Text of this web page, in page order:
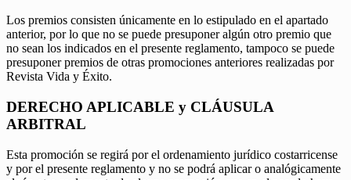
Los premios consisten únicamente en lo estipulado en el apartado
anterior, por lo que no se puede presuponer algún otro premio que
no sean los indicados en el presente reglamento, tampoco se puede
presuponer premios de otras promociones anteriores realizadas por
Revista Vida y Éxito.
DERECHO APLICABLE y CLÁUSULA
ARBITRAL
Esta promoción se regirá por el ordenamiento jurídico costarricense
y por el presente reglamento y no se podrá aplicar o analógicamente